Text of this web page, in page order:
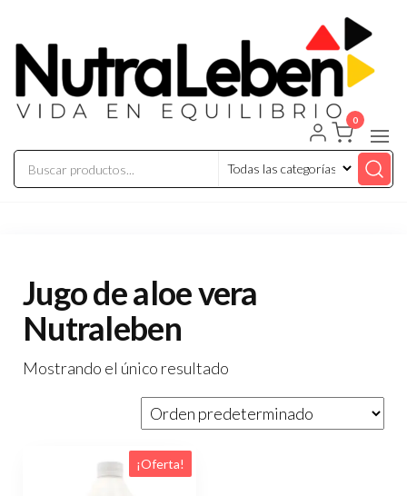
contenido
0
Jugo de aloe vera
Nutraleben
Mostrando el único resultado
¡Oferta!